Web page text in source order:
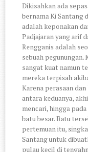
Dikisahkan ada
bernama Ki Santang
adalah keponakan
Padjajaran yang arif
Rengganis adalah
sebuah pegunungan.
sangat kuat namun
mereka terpisah
Karena perasaan
antara keduanya,
mencari, hingga
batu besar. Batu
pertemuan itu,
Santang untuk
pulau kecil di